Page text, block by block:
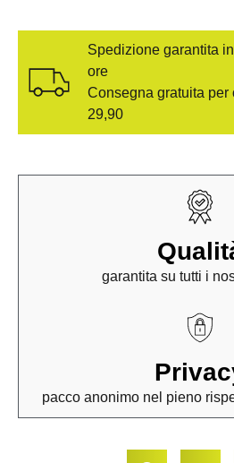
Spedizione garantita
ore
Consegna gratuita per
29,90
garantita su tutti i
pacco anonimo nel pieno